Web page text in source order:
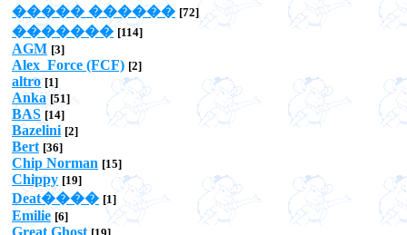
����� ������ [72]
������� [114]
AGM [3]
Alex_Force (FCF) [2]
altro [1]
Anka [51]
BAS [14]
Bazelini [2]
Bert [36]
Chip Norman [15]
Chippy [19]
Deat���� [1]
Emilie [6]
Great Ghost